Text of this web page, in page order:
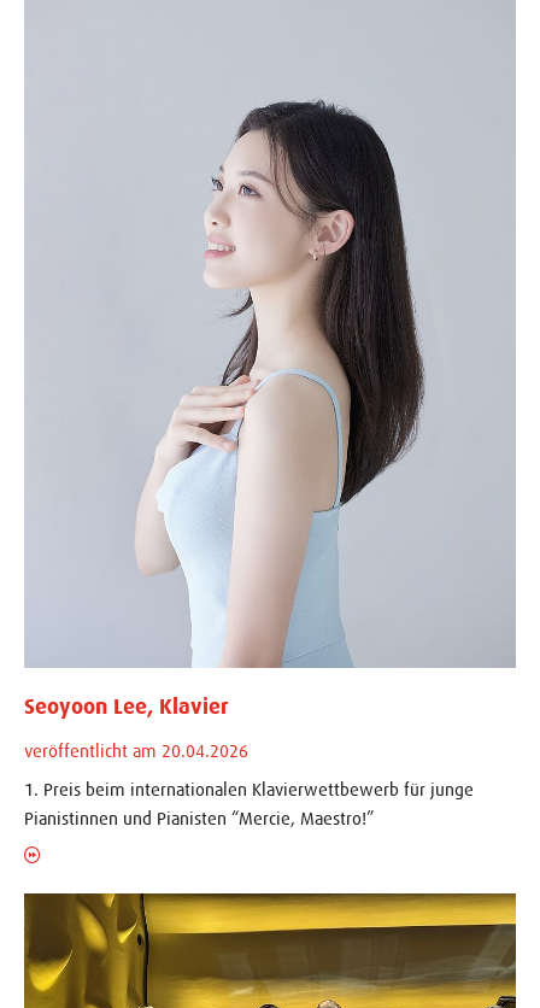
Seoyoon Lee, Klavier
veröffentlicht am 20.04.2026
1. Preis beim internationalen Klavierwettbewerb für junge
Pianistinnen und Pianisten “Mercie, Maestro!”